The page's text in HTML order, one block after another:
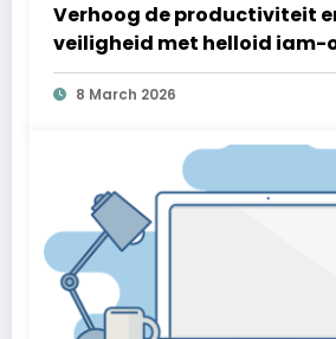
Verhoog de productiviteit
veiligheid met helloid iam-
8 March 2026